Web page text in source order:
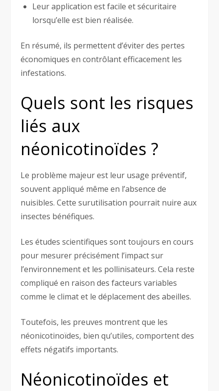
Leur application est facile et sécuritaire
lorsqu’elle est bien réalisée.
En résumé, ils permettent d’éviter des pertes
économiques en contrôlant efficacement les
infestations.
Quels sont les risques
liés aux
néonicotinoïdes ?
Le problème majeur est leur usage préventif,
souvent appliqué même en l’absence de
nuisibles. Cette surutilisation pourrait nuire aux
insectes bénéfiques.
Les études scientifiques sont toujours en cours
pour mesurer précisément l’impact sur
l’environnement et les pollinisateurs. Cela reste
compliqué en raison des facteurs variables
comme le climat et le déplacement des abeilles.
Toutefois, les preuves montrent que les
néonicotinoïdes, bien qu’utiles, comportent des
effets négatifs importants.
Néonicotinoïdes et